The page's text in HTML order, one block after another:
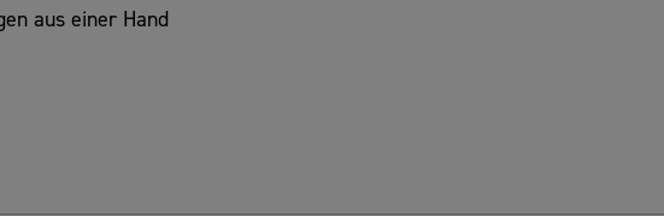
aus einer Hand